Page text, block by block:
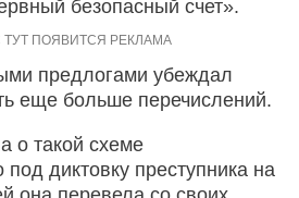
безопасный счет».
предлогами убеждал
еще больше перечислений.
о такой схеме
диктовку преступника на